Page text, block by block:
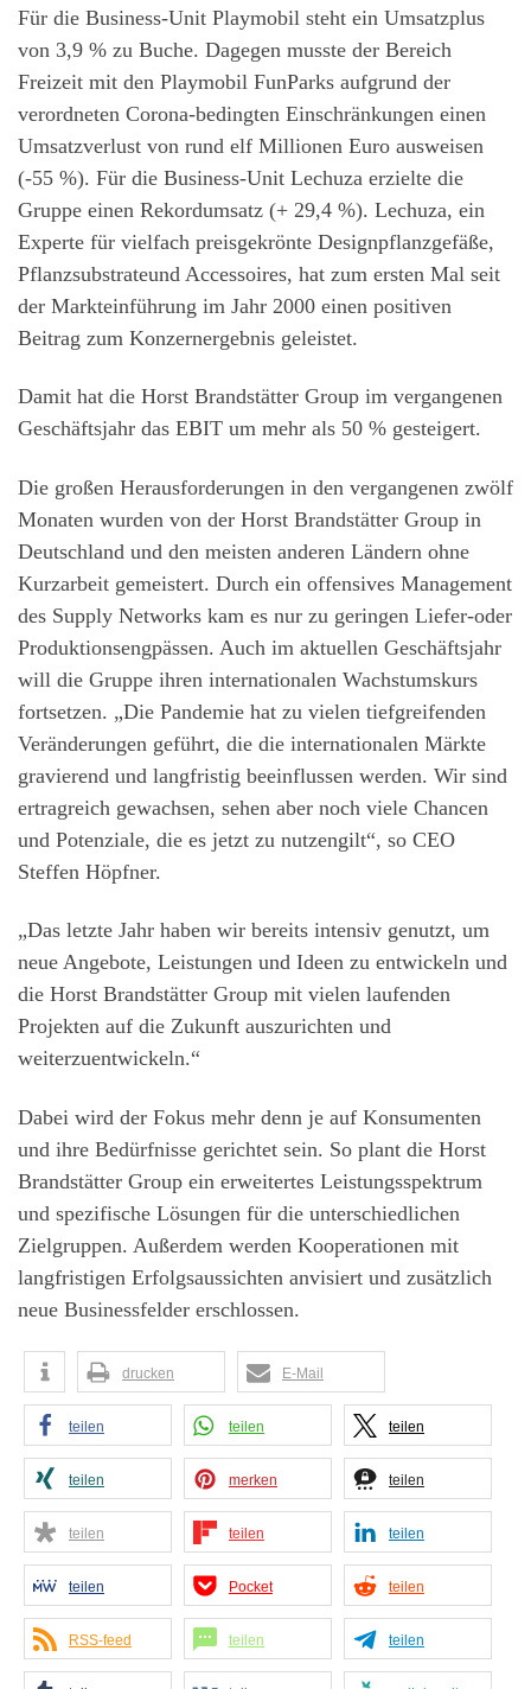
Für die Business-Unit Playmobil steht ein Umsatzplus
von 3,9 % zu Buche. Dagegen musste der Bereich
Freizeit mit den Playmobil FunParks aufgrund der
verordneten Corona-bedingten Einschränkungen einen
Umsatzverlust von rund elf Millionen Euro ausweisen
(-55 %). Für die Business-Unit Lechuza erzielte die
Gruppe einen Rekordumsatz (+ 29,4 %). Lechuza, ein
Experte für vielfach preisgekrönte Designpflanzgefäße,
Pflanzsubstrateund Accessoires, hat zum ersten Mal seit
der Markteinführung im Jahr 2000 einen positiven
Beitrag zum Konzernergebnis geleistet.
Damit hat die Horst Brandstätter Group im vergangenen
Geschäftsjahr das EBIT um mehr als 50 % gesteigert.
Die großen Herausforderungen in den vergangenen zwölf
Monaten wurden von der Horst Brandstätter Group in
Deutschland und den meisten anderen Ländern ohne
Kurzarbeit gemeistert. Durch ein offensives Management
des Supply Networks kam es nur zu geringen Liefer-oder
Produktionsengpässen. Auch im aktuellen Geschäftsjahr
will die Gruppe ihren internationalen Wachstumskurs
fortsetzen. „Die Pandemie hat zu vielen tiefgreifenden
Veränderungen geführt, die die internationalen Märkte
gravierend und langfristig beeinflussen werden. Wir sind
ertragreich gewachsen, sehen aber noch viele Chancen
und Potenziale, die es jetzt zu nutzengilt“, so CEO
Steffen Höpfner.
„Das letzte Jahr haben wir bereits intensiv genutzt, um
neue Angebote, Leistungen und Ideen zu entwickeln und
die Horst Brandstätter Group mit vielen laufenden
Projekten auf die Zukunft auszurichten und
weiterzuentwickeln.“
Dabei wird der Fokus mehr denn je auf Konsumenten
und ihre Bedürfnisse gerichtet sein. So plant die Horst
Brandstätter Group ein erweitertes Leistungsspektrum
und spezifische Lösungen für die unterschiedlichen
Zielgruppen. Außerdem werden Kooperationen mit
langfristigen Erfolgsaussichten anvisiert und zusätzlich
neue Businessfelder erschlossen.
drucken E-Mail
teilen teilen teilen
teilen merken teilen
teilen teilen teilen
teilen Pocket teilen
RSS-feed teilen teilen